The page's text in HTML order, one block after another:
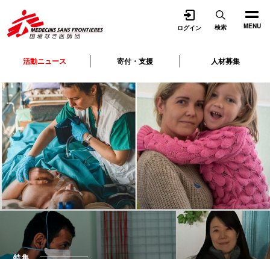
MENU
活動ニュース 寄付・支援 人材募集
ログイン 検索